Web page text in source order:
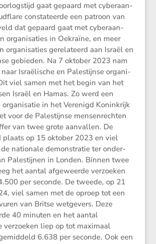
gaat gepaard met cyber­aan­
consta­teerde een patroon van
dat gepaard gaat met cyber­aan­
organi­sa­ties in Oekraïne, en meer
organi­sa­ties gerela­teerd aan Israël en
gebieden. Na 7 oktober 2023 nam
naar Israë­li­sche en Pales­tijnse organi­
viel samen met het begin van het
Israël en Hamas. Zo werd een
organi­satie in het Verenigd Konink­rijk
voor de Pales­tijnse mensen­rechten
van twee grote aanvallen. De
plaats op 15 oktober 2023 en viel
de natio­nale demon­stratie ter onder­
Pales­tijnen in Londen. Binnen twee
het aantal afgeweerde verzoeken
per seconde. De tweede, op 21
viel samen met de oproep tot een
van Britse wetge­vers. Deze
40 minuten en het aantal
verzoeken liep op tot maximaal
6.638 per seconde. Ook een